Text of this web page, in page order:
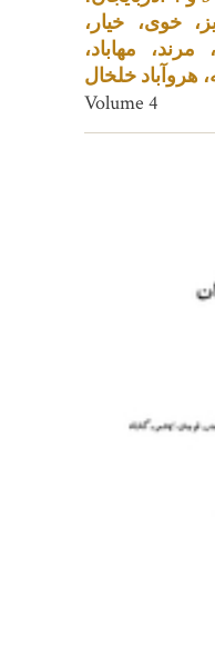
خوی، خیار،
مهاباد،
هروآباد خلخال
Volume 4